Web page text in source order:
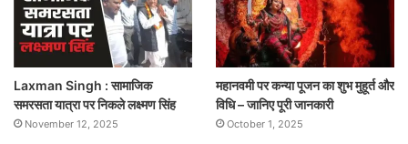
Laxman Singh : सामाजिक
समरसता यात्रा पर निकले लक्ष्मण सिंह
November 12, 2025
महानवमी पर कन्या पूजन का शुभ मुहूर्त और
विधि – जानिए पूरी जानकारी
October 1, 2025